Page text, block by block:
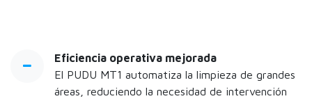
Eficiencia operativa mejorada
El PUDU MT1 automatiza la limpieza de grandes
áreas, reduciendo la necesidad de intervención